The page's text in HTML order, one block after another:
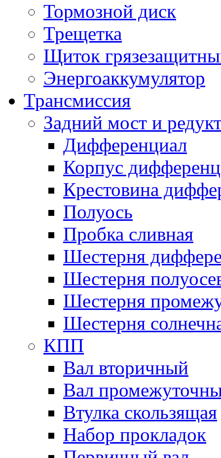
Тормозной диск
Трещетка
Щиток
Энергоаккумулятор
Трансмиссия
Задний мост и
Дифференциал
Корпус
Крестовина
Полуось
Пробка сливная
Шестерня
Шестерня
Шестерня
Шестерня
КПП
Вал вторичный
Вал
Втулка скользящая
Набор прокладок